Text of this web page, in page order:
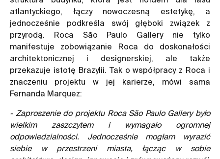
atlantyckiego, łączy nowoczesną estetykę, a
jednocześnie podkreśla swój głęboki związek z
przyrodą. Roca São Paulo Gallery nie tylko
manifestuje zobowiązanie Roca do doskonałości
architektonicznej i designerskiej, ale także
przekazuje istotę Brazylii. Tak o współpracy z Roca i
znaczeniu projektu w jej karierze, mówi sama
Fernanda Marquez:
- Zaproszenie do projektu Roca São Paulo Gallery było
wielkim zaszczytem i wymagało ogromnej
odpowiedzialności. Jednocześnie mogłam wyrazić
siebie w przestrzeni miasta, łącząc w sobie